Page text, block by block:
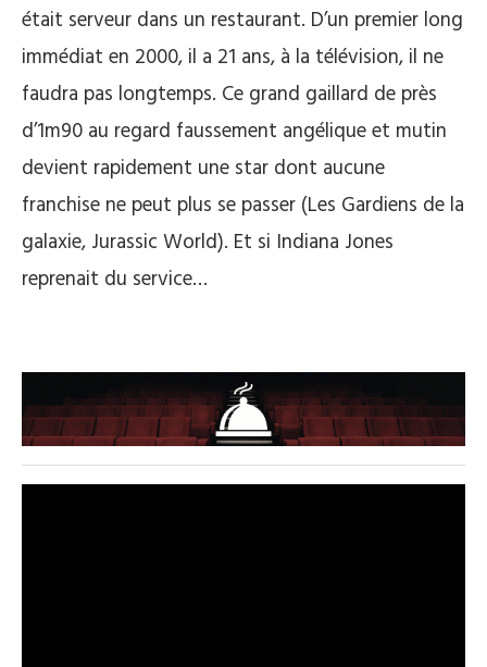
était serveur dans un restaurant. D’un premier long
immédiat en 2000, il a 21 ans, à la télévision, il ne
faudra pas longtemps. Ce grand gaillard de près
d’1m90 au regard faussement angélique et mutin
devient rapidement une star dont aucune
franchise ne peut plus se passer (Les Gardiens de la
galaxie, Jurassic World). Et si Indiana Jones
reprenait du service…